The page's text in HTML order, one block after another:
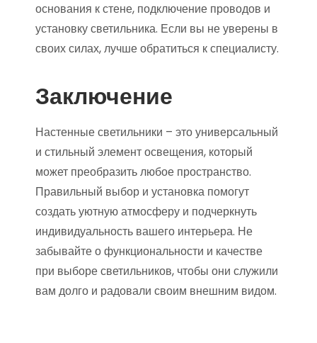
основания к стене, подключение проводов и
установку светильника. Если вы не уверены в
своих силах, лучше обратиться к специалисту.
Заключение
Настенные светильники – это универсальный
и стильный элемент освещения, который
может преобразить любое пространство.
Правильный выбор и установка помогут
создать уютную атмосферу и подчеркнуть
индивидуальность вашего интерьера. Не
забывайте о функциональности и качестве
при выборе светильников, чтобы они служили
вам долго и радовали своим внешним видом.